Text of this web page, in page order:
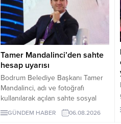
Tamer Mandalinci’den sahte
hesap uyarısı
Bodrum Belediye Başkanı Tamer
Mandalinci, adı ve fotoğrafı
kullanılarak açılan sahte sosyal
medya hesaplarına karşı uyarıda
bulundu. Mandalinci, tek resmî
GÜNDEM HABER 06.08.2026